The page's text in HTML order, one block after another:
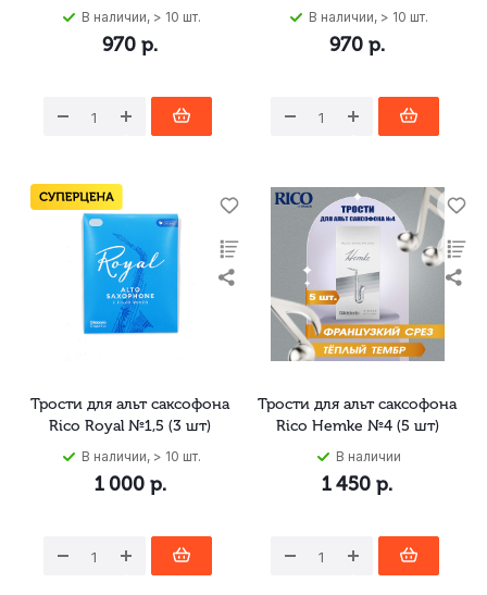
В наличии, > 10 шт.
970 р.
В наличии, > 10 шт.
970 р.
Трости для альт саксофона
Rico Royal №1,5 (3 шт)
В наличии, > 10 шт.
1 000р.
Трости для альт саксофона
Rico Hemke №4 (5 шт)
В наличии
1 450 р.